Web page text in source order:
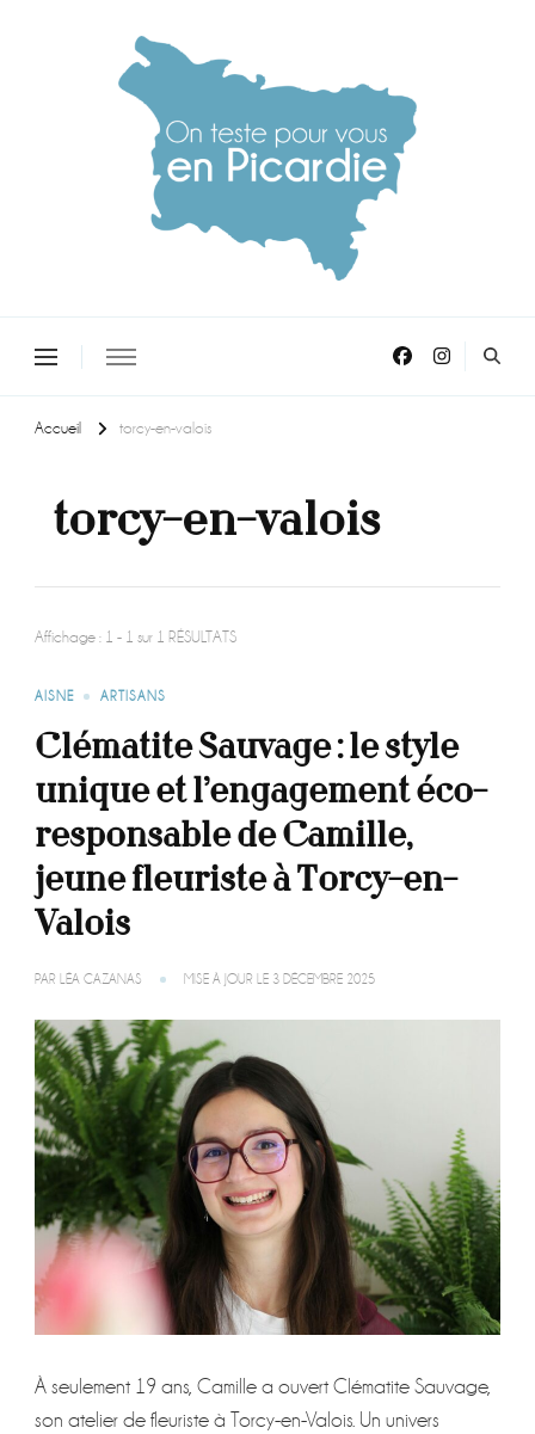
Accueil torcy-en-valois
torcy-en-valois
Affichage : 1 - 1 sur 1 RÉSULTATS
AISNE ARTISANS
Clématite Sauvage : le style
unique et l’engagement éco-
responsable de Camille,
jeune fleuriste à Torcy-en-
Valois
PAR LÉA CAZANAS MISE À JOUR LE 3 DÉCEMBRE 2025
À seulement 19 ans, Camille a ouvert Clématite Sauvage,
son atelier de fleuriste à Torcy-en-Valois. Un univers